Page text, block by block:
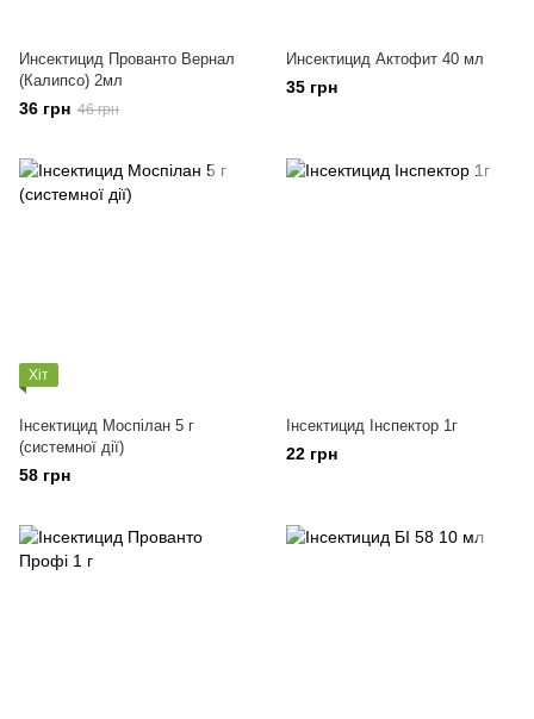
Инсектицид Прованто Вернал
(Калипсо) 2мл
36 грн 46 грн
Инсектицид Актофит 40 мл
35 грн
Хіт
Інсектицид Моспілан 5 г
(системної дії)
58 грн
Інсектицид Інспектор 1г
22 грн